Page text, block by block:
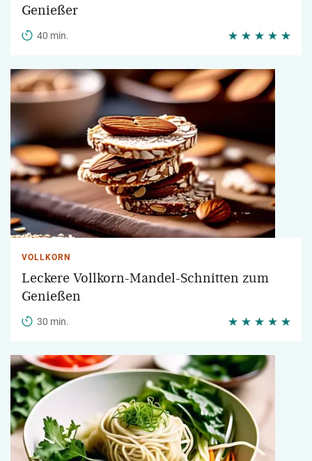
Genießer
40 min.
VOLLKORN
Leckere Vollkorn-Mandel-Schnitten zum
Genießen
30 min.